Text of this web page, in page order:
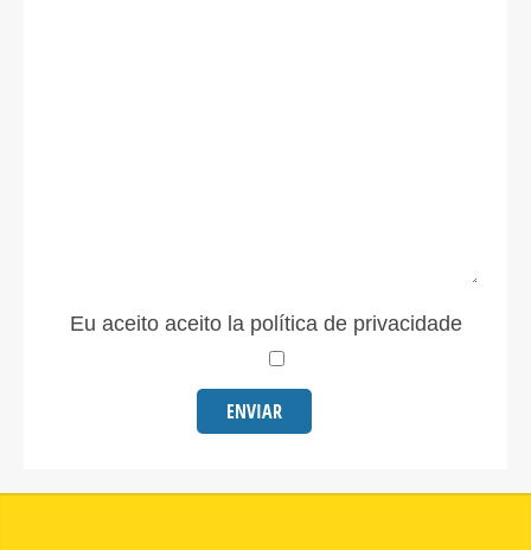
Eu aceito aceito la política de privacidade